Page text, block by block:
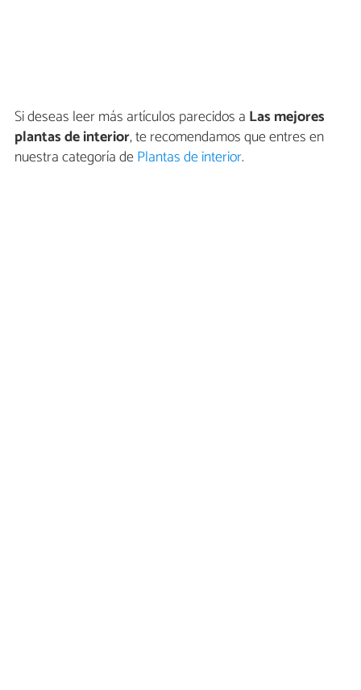
Si deseas leer más artículos parecidos a Las mejores
plantas de interior, te recomendamos que entres en
nuestra categoría dePlantas de interior.